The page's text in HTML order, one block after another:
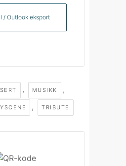
/ Outlook eksport
, MUSIKK ,
, TRIBUTE